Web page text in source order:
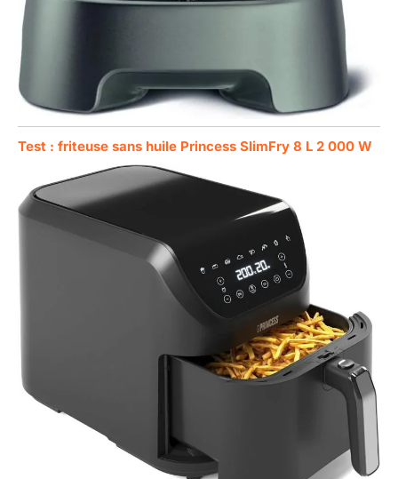
Test : friteuse sans huile Princess SlimFry 8 L 2 000 W